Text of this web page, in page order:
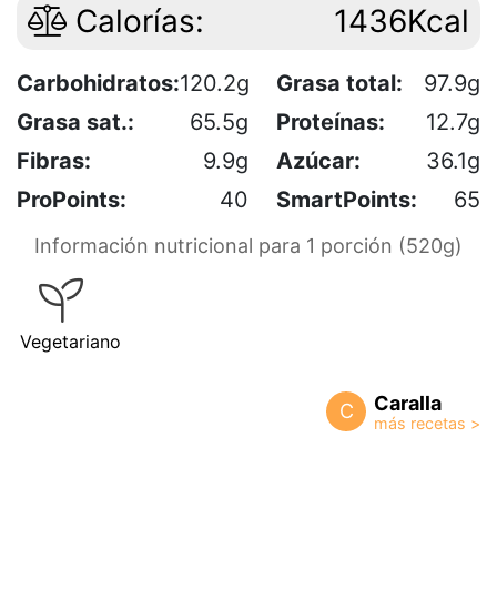
Calorías: 1436Kcal
Carbohidratos:120.2g Grasa total:
97.9g
Grasa sat.:
65.5g Proteínas:
12.7g
Fibras:
9.9g Azúcar:
36.1g
ProPoints:
40 SmartPoints: 65
Información nutricional para 1 porción (520g)
Vegetariano
C Caralla